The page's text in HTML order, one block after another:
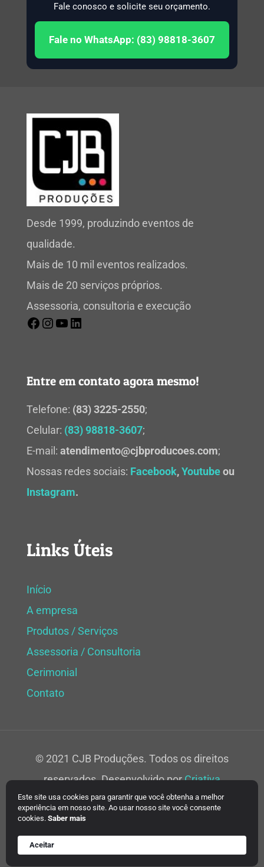
Este site usa cookies para garantir que você obtenha a melhor
experiência em nosso site. Ao usar nosso site você consente
cookies. Saber mais
Aceitar
Fale conosco e solicite seu orçamento.
Fale no WhatsApp: (83) 98818-3607
Desde 1999, produzindo eventos de
qualidade.
Mais de 10 mil eventos realizados.
Mais de 20 serviços próprios.
Assessoria, consultoria e execução
Entre em contato agora mesmo!
Telefone: (83) 3225-2550;
Celular: (83) 98818-3607;
E-mail: atendimento@cjbproducoes.com;
Nossas redes sociais: Facebook,Youtubeou
Instagram.
Links Úteis
Início
A empresa
Produtos / Serviços
Assessoria / Consultoria
Cerimonial
Contato
© 2021 CJB Produções. Todos os direitos
reservados. Desenvolvido porCriativa
Soluções Web.